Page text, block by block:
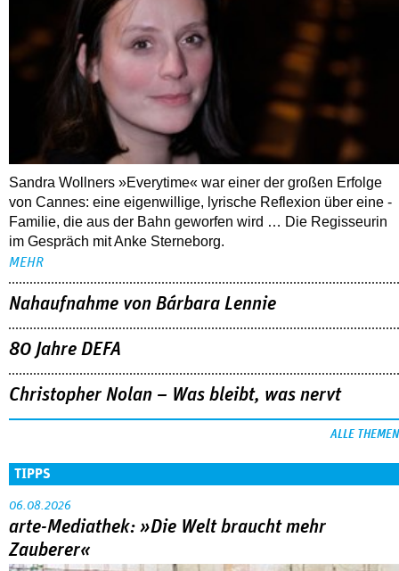
Sandra Wollners »Everytime« war einer der großen Erfolge
von Cannes: eine eigenwillige, lyrische Reflexion über eine ­
Familie, die aus der Bahn geworfen wird … Die Regisseurin
im Gespräch mit Anke Sterneborg.
Nahaufnahme von Bárbara Lennie
80 Jahre DEFA
Christopher Nolan – Was bleibt, was nervt
TIPPS
06.08.2026
arte-Mediathek: »Die Welt braucht mehr
Zauberer«